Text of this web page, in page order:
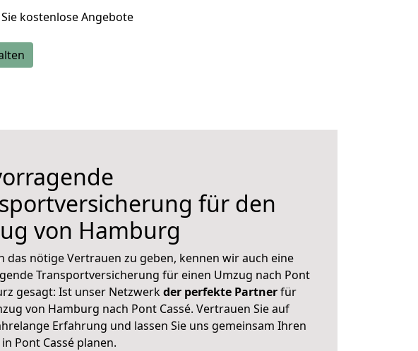
kostenlose Angebote
für den
von Hamburg
das nötige Vertrauen zu geben, kennen wir auch eine
Transportversicherung für einen Umzug nach Pont
gesagt: Ist unser Netzwerkder perfekte Partnerfür
von Hamburg nach Pont Cassé. Vertrauen Sie auf
Erfahrung und lassen Sie uns gemeinsam Ihren
Pont Cassé planen.